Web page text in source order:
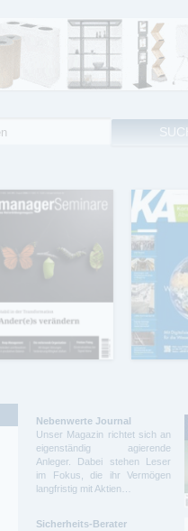
Nebenwerte Journal
Unser Magazin richtet sich an
eigenständig agierende
Anleger. Dabei stehen Leser
im Fokus, die ihr Vermögen
langfristig mit Aktien…
Sicherheits-Berater